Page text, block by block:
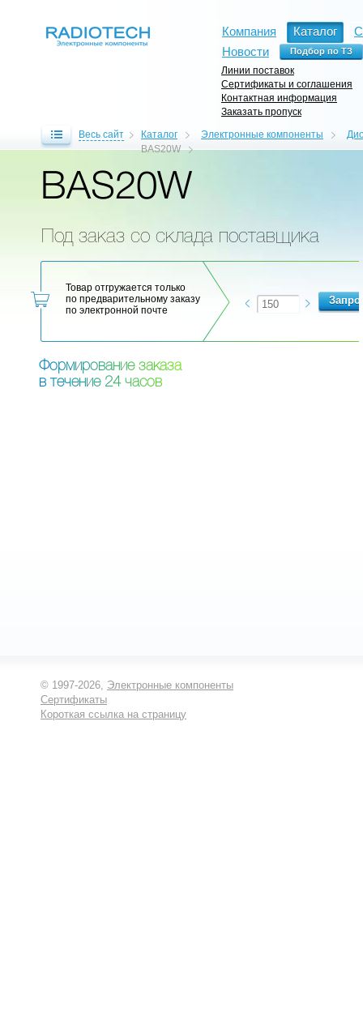
Компания Каталог
Новости
Линии поставок
Сертификаты и соглашения
Контактная информация
Заказать пропуск
Весь сайт Каталог Электронные компоненты
BAS20W
BAS20W
Под заказ со склада поставщика
Товар отгружается только
по предварительному заказу
по электронной почте
Формирование заказа
в течение 24 часов
© 1997-2026, Электронные компоненты
Сертификаты
Короткая ссылка на страницу